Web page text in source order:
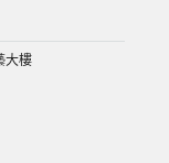
大樓